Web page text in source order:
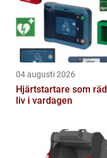
04 augusti 2026
Hjärtstartare som
liv i vardagen